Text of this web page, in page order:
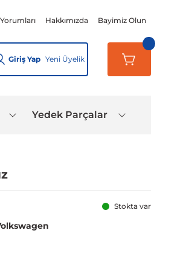
Hakkımızda Bayimiz Olun
Giriş Yap Yeni Üyelik
Yedek Parçalar
Stokta var